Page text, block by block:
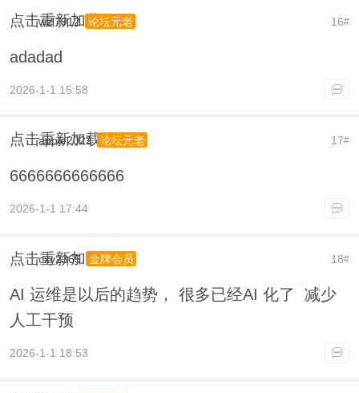
点击重新加载 16#
wzl7912 论坛元老
adadad
2026-1-1 15:58
点击重新加载 17#
apple2022 论坛元老
6666666666666
2026-1-1 17:44
点击重新加载 18#
cxy2365 金牌会员
AI 运维是以后的趋势， 很多已经AI 化了 减少
人工干预
2026-1-1 18:53